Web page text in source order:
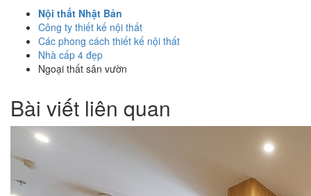
Nội thất Nhật Bản
Công ty thiết kế nội thất
Các phong cách thiết kế nội thất
Nhà cấp 4 đẹp
Ngoại thất sân vườn
Bài viết liên quan